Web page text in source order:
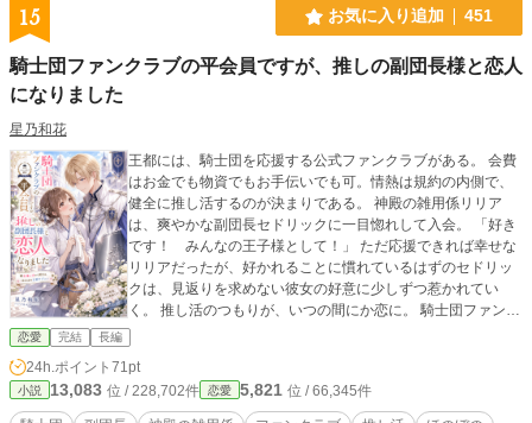
ラアンリ(23) 狂言界の名門として知られる高邑家のお嬢様、
念女子 ✿鷹村央輔・タカムラオウスケ(33) 業界ナンバーワン
る事情からソロ活を満喫中 ✧• ───── ✾ ───── •✧ ※R描
写には章題に『※』表記 ※この作品はフィクションです。実
在の人物・団体とは一切関係ありません ※随時概要含め本文
の改稿や修正等をしています。 ✿初公開23.10.18✿
15 お気に入り追加 451
騎士団ファンクラブの平会員ですが、推しの副団長様と恋人
になりました
星乃和花
王都には、騎士団を応援する公式ファンクラブがある。 会費
はお金でも物資でもお手伝いでも可。情熱は規約の内側で、
健全に推し活するのが決まりである。 神殿の雑用係リリア
は、爽やかな副団長セドリックに一目惚れして入会。 「好き
です！ みんなの王子様として！」 ただ応援できれば幸せな
リリアだったが、好かれることに慣れているはずのセドリッ
クは、見返りを求めない彼女の好意に少しずつ惹かれてい
く。 推し活のつもりが、いつの間にか恋に。 騎士団ファンク
ラブから始まる、ほのぼの甘々ラブコメ。 ◇完結済ー本編10
話＋番外編3話◇
恋愛 完結 長編
24h.ポイント 71pt
小説 13,083 位 / 228,702件 恋愛 5,821 位 / 66,345件